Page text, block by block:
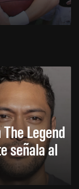
Legend
señala al